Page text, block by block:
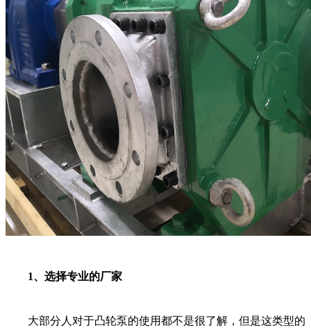
1、选择专业的厂家
大部分人对于凸轮泵的使用都不是很了解，但是这类型的